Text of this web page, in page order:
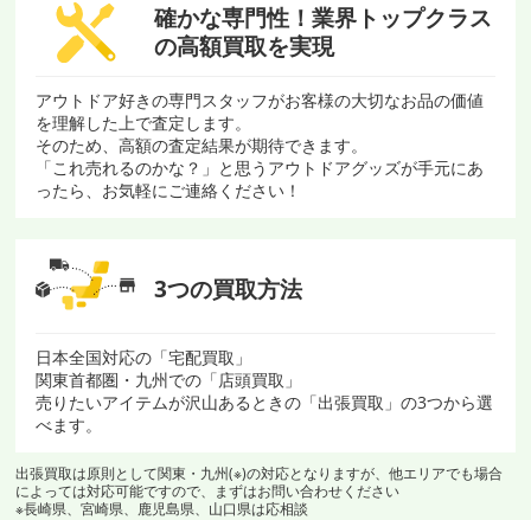
確かな専門性！ 業界トップクラス
の高額買取を実現
アウトドア好きの専門スタッフがお客様の大切なお品の価値
を理解した上で査定します。
そのため、高額の査定結果が期待できます。
「これ売れるのかな？」と思うアウトドアグッズが手元にあ
ったら、お気軽にご連絡ください！
3つの買取方法
日本全国対応の「宅配買取」
関東首都圏・九州での「店頭買取」
売りたいアイテムが沢山あるときの「出張買取」の3つから選
べます。
出張買取は原則として関東・九州(※)の対応となりますが、他エリアでも場合
によっては対応可能ですので、まずはお問い合わせください
※長崎県、宮崎県、鹿児島県、山口県は応相談